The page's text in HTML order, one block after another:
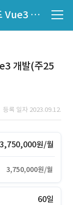
테이블오더 관리자 프런트엔드 Vue3 개발(주25시간/재택)
개발(주25
등록 일자 2023.09.12.
3,750,000원/월
3,750,000원/월
60일